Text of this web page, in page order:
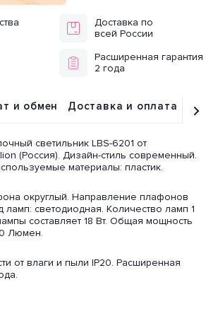
Доставка по
всей России
Расширенная гарантия
2 года
и обмен Доставка и оплата
светильник LBS-6201 от
(Россия). Дизайн-стиль современный.
материалы: пластик.
округлый. Направление плафонов
ламп: светодиодная. Количество ламп 1
составляет 18 Вт. Общая мощность
Люмен.
от влаги и пыли IP20. Расширенная